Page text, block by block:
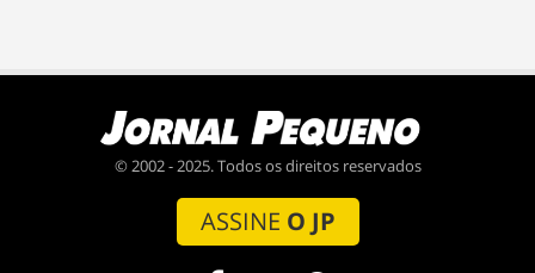
© 2002 - 2025. Todos os direitos reservados
ASSINE O JP